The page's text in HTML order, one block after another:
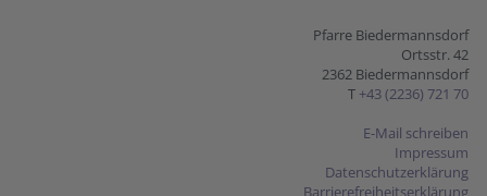
Pfarre Biedermannsdorf
Ortsstr. 42
2362 Biedermannsdorf
T +43 (2236) 721 70
E-Mail schreiben
Impressum
Datenschutzerklärung
Barrierefreiheitserklärung